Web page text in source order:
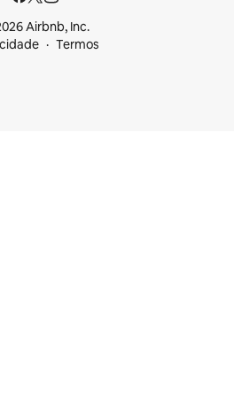
Airbnb, Inc.
Termos